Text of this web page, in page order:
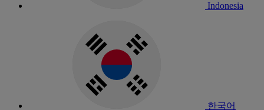
Indonesia
한국어